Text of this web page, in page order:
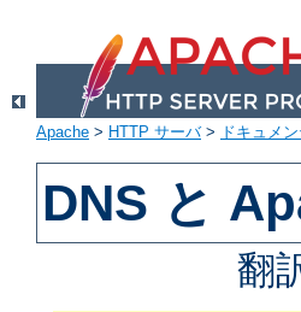
Apache > HTTP サーバ> ドキュメ
DNS と
翻